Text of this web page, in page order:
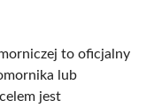
to oficjalny
lub
jest